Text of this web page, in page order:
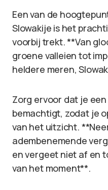
Een van de
Slowakije is het
voorbij trekt. **Van
groene valleien tot
heldere meren,
Zorg ervoor dat je
bemachtigt, zodat je
van het uitzicht.
adembenemende
en vergeet niet af en
van het moment**.